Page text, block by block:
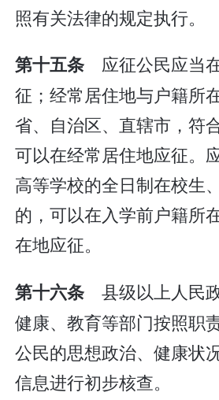
照有关法律的规定执行。
第十五条 应征公民应当
征；经常居住地与户籍所
省、自治区、直辖市，符
可以在经常居住地应征。
高等学校的全日制在校生
的，可以在入学前户籍所
在地应征。
第十六条 县级以上人民
健康、教育等部门按照职
公民的思想政治、健康状
信息进行初步核查。